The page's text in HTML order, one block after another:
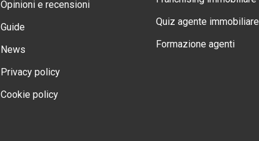
Opinioni e recensioni
Guide
News
Privacy policy
Cookie policy
Quiz agente immobiliare
Formazione agenti